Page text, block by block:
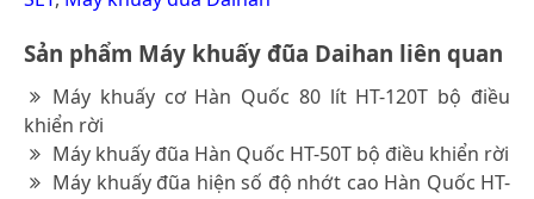
Sản phẩm Máy khuấy đũa Daihan liên quan
Máy khuấy cơ Hàn Quốc 80 lít HT-120T bộ điều
khiển rời
Máy khuấy đũa Hàn Quốc HT-50T bộ điều khiển rời
Máy khuấy đũa hiện số độ nhớt cao Hàn Quốc HT-